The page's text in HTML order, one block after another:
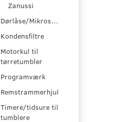
Zanussi
Dørlåse/Mikroswitche
Kondensfiltre
Motorkul til
tørretumbler
Programværk
Remstrammerhjul
Timere/tidsure til
tumblere